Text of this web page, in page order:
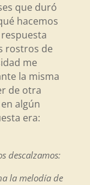
que duró
hacemos
rostros de
me
la misma
de otra
algún
era:
descalzamos:
la melodía de